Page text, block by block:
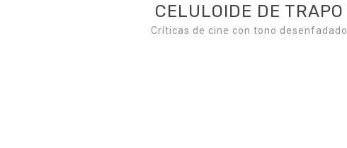
CELULOIDE DE TRAPO
Críticas de cine con tono desenfadado